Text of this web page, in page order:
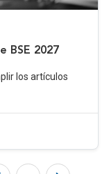
BSE 2027
los artículos